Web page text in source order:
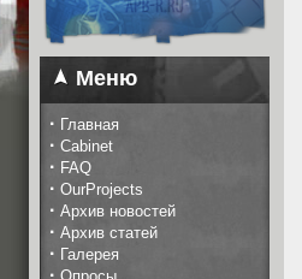
Меню
· Главная
· Cabinet
· FAQ
· OurProjects
· Архив новостей
· Архив статей
· Галерея
·